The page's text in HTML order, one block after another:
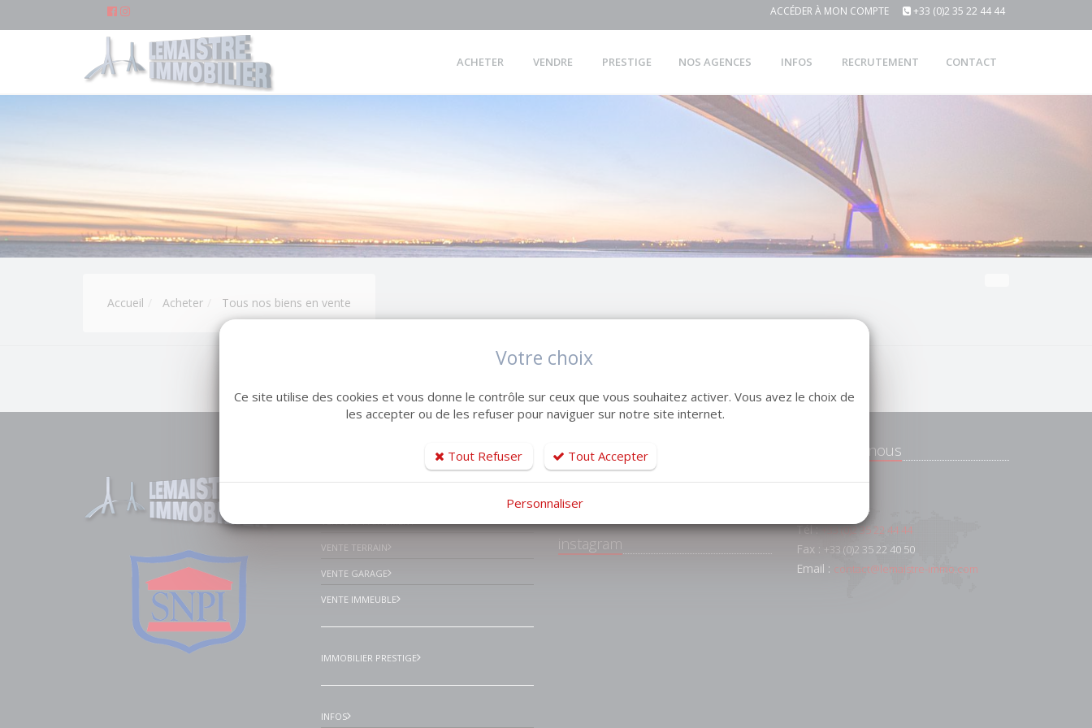
ACCÉDER À MON COMPTE +33 (0)2 35 22 44 44
ACHETER VENDRE PRESTIGE NOS AGENCES INFOS RECRUTEMENT CONTACT
Accueil Acheter Tous nos biens en vente
VENTE APPARTEMENT
VENTE TERRAIN
VENTE GARAGE
VENTE IMMEUBLE
IMMOBILIER PRESTIGE
INFOS
Facebook Lemaistre
Immobilier Le havre et
instagram
Contactez-nous
Le Havre
Tél :+33 (0)2 35 22 44 44
Fax : +33 (0)2 35 22 40 50
Email : contact@lemaistre-immo.com
Votre choix
Ce site utilise des cookies et vous donne le contrôle sur ceux que vous souhaitez activer. Vous avez le choix de
les accepter ou de les refuser pour naviguer sur notre site internet.
Tout Refuser Tout Accepter
Personnaliser